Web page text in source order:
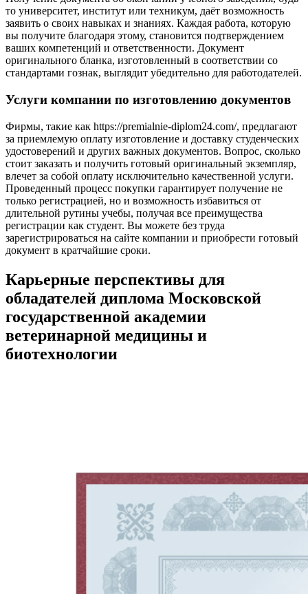
то университет, институт или техникум, даёт возможность
заявить о своих навыках и знаниях. Каждая работа, которую
вы получите благодаря этому, становится подтверждением
ваших компетенций и ответственности. Документ
оригинального бланка, изготовленный в соответствии со
стандартами гознак, выглядит убедительно для работодателей.
Услуги компании по изготовлению документов
Фирмы, такие как https://premialnie-diplom24.com/, предлагают
за приемлемую оплату изготовление и доставку студенческих
удостоверений и других важных документов. Вопрос, сколько
стоит заказать и получить готовый оригинальный экземпляр,
влечет за собой оплату исключительно качественной услуги.
Проведенный процесс покупки гарантирует получение не
только регистрацией, но и возможность избавиться от
длительной рутины учебы, получая все преимущества
регистрации как студент. Вы можете без труда
зарегистрироваться на сайте компании и приобрести готовый
документ в кратчайшие сроки.
Карьерные перспективы для
обладателей диплома Московской
государственной академии
ветеринарной медицины и
биотехнологии